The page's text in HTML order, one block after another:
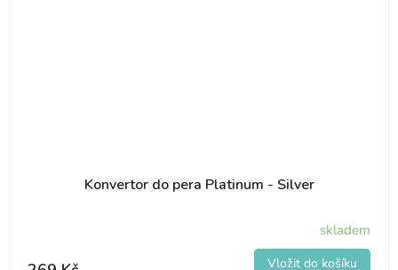
Konvertor do pera Platinum - Silver
skladem